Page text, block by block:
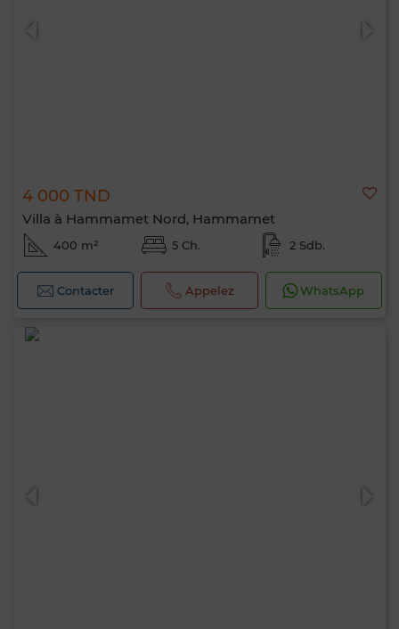
4 000 TND
Villa à Hammamet Nord, Hammamet
400 m² 5 Ch. 2 Sdb.
Contacter Appelez WhatsApp